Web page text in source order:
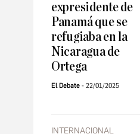
expresidente de
Panamá que se
refugiaba en la
Nicaragua de
Ortega
El Debate 22/01/2025
INTERNACIONAL